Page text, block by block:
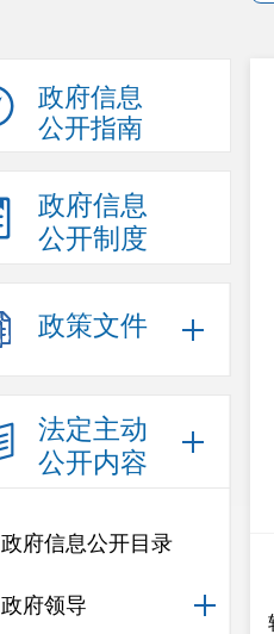
政府信息
公开指南
政府信息
公开制度
政策文件
法定主动
公开内容
政府信息公开目录
政府领导